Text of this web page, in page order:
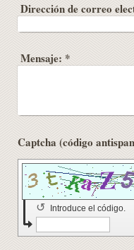
Dirección de correo
Mensaje: *
Introduce el código.
↺